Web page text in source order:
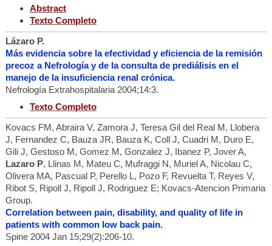
Abstract
Texto Completo
Lázaro P.
Más evidencia sobre la efectividad y eficiencia de la remisión
precoz a Nefrología y de la consulta de prediálisis en el
manejo de la insuficiencia renal crónica.
Nefrología Extrahospitalaria 2004;14:3.
Texto Completo
Kovacs FM, Abraira V, Zamora J, Teresa Gil del Real M, Llobera
J, Fernandez C, Bauza JR, Bauza K, Coll J, Cuadri M, Duro E,
Gili J, Gestoso M, Gomez M, Gonzalez J, Ibanez P, Jover A,
Lazaro P, Llinas M, Mateu C, Mufraggi N, Muriel A, Nicolau C,
Olivera MA, Pascual P, Perello L, Pozo F, Revuelta T, Reyes V,
Ribot S, Ripoll J, Ripoll J, Rodriguez E; Kovacs-Atencion Primaria
Group.
Correlation between pain, disability, and quality of life in
patients with common low back pain.
Spine 2004 Jan 15;29(2):206-10.